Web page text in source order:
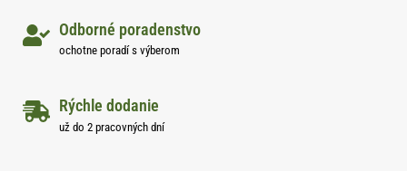
Odborné poradenstvo
ochotne poradí s výberom
Rýchle dodanie
už do 2 pracovných dní